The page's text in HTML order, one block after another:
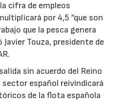
cifra de empleos
por 4,5 “que son
que la pesca genera
Javier Touza, presidente de
sin acuerdo del Reino
sector español reivindicará
de la flota española